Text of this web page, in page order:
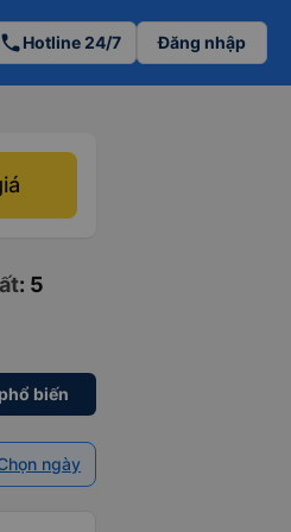
phoneHotline 24/7 Đăng nhập
: 5
biến
ngày